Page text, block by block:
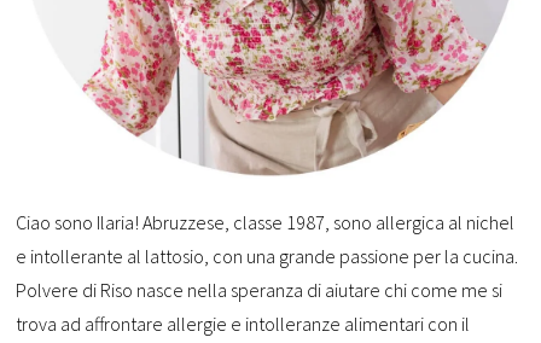
Ciao sono Ilaria! Abruzzese, classe 1987, sono allergica al nichel
e intollerante al lattosio, con una grande passione per la cucina.
Polvere di Riso nasce nella speranza di aiutare chi come me si
trova ad affrontare allergie e intolleranze alimentari con il